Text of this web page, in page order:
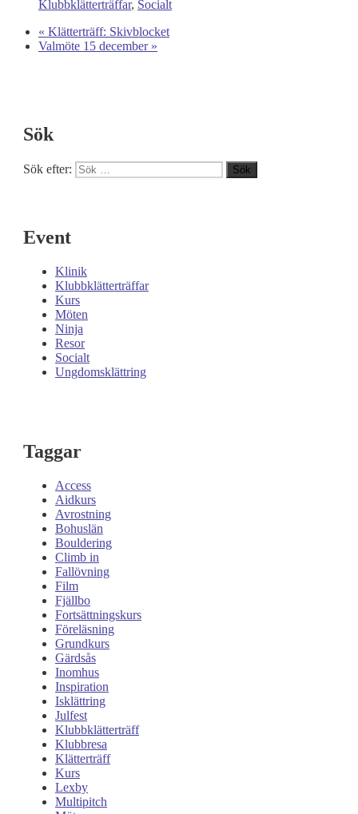
Klubbklätterträffar, Socialt
« Klätterträff: Skivblocket
Valmöte 15 december »
Sök
Sök efter: Sök
Event
Klinik
Klubbklätterträffar
Kurs
Möten
Ninja
Resor
Socialt
Ungdomsklättring
Taggar
Access
Aidkurs
Avrostning
Bohuslän
Bouldering
Climb in
Fallövning
Film
Fjällbo
Fortsättningskurs
Föreläsning
Grundkurs
Gärdsås
Inomhus
Inspiration
Isklättring
Julfest
Klubbklätterträff
Klubbresa
Klätterträff
Kurs
Lexby
Multipitch